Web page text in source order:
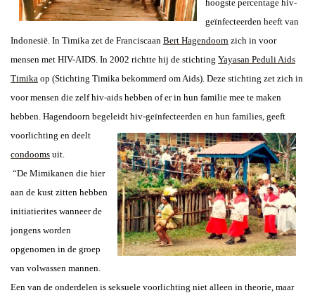
hoogste percentage hiv-
geïnfecteerden heeft van
Indonesië. In Timika zet de Franciscaan Bert Hagendoorn zich in voor
mensen met HIV-AIDS. In 2002 richtte hij de stichting Yayasan Peduli Aids
Timika op (Stichting Timika bekommerd om Aids). Deze stichting zet zich in
voor mensen die zelf hiv-aids hebben of er in hun familie mee te maken
hebben. Hagendoorn begeleidt hiv-geïnfecteerden en hun families, geeft
voorlichting en deelt
condooms uit.
“De Mimikanen die hier
aan de kust zitten hebben
initiatierites wanneer de
jongens worden
opgenomen in de groep
van volwassen mannen.
Een van de onderdelen is seksuele voorlichting niet alleen in theorie, maar